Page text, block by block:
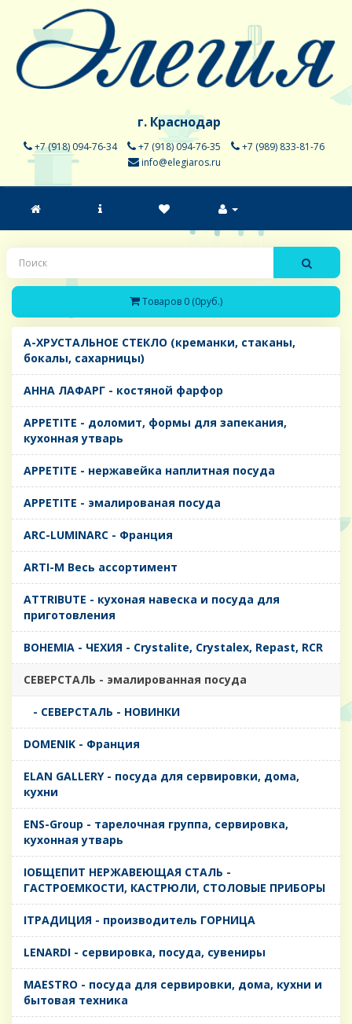
г. Краснодар
+7 (918) 094-76-34 +7 (918) 094-76-35
+7 (989) 833-81-76
info@elegiaros.ru
Товаров 0 (0руб.)
A-ХРУСТАЛЬНОЕ СТЕКЛО (креманки, стаканы,
бокалы, сахарницы)
AHHA ЛАФАРГ - костяной фарфор
APPETITE - доломит, формы для запекания,
кухонная утварь
APPETITE - нержавейка наплитная посуда
APPETITE - эмалированая посуда
ARC-LUMINARC - Франция
ARTI-M Весь ассортимент
ATTRIBUTE - кухоная навеска и посуда для
приготовления
BOHEMIA - ЧЕХИЯ - Crystalite, Crystalex, Repast, RCR
CЕВЕРСТАЛЬ - эмалированная посуда
- CЕВЕРСТАЛЬ - НОВИНКИ
DOMENIK - Франция
ELAN GALLERY - посуда для сервировки, дома,
кухни
ENS-Group - тарелочная группа, сервировка,
кухонная утварь
IОБЩЕПИТ НЕРЖАВЕЮЩАЯ СТАЛЬ -
ГАСТРОЕМКОСТИ, КАСТРЮЛИ, СТОЛОВЫЕ ПРИБОРЫ
IТРАДИЦИЯ - производитель ГОРНИЦА
LENARDI - сервировка, посуда, сувениры
MAESTRO - посуда для сервировки, дома, кухни и
бытовая техника